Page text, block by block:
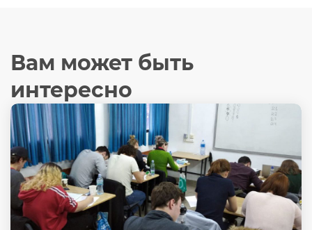
Вам может быть
интересно